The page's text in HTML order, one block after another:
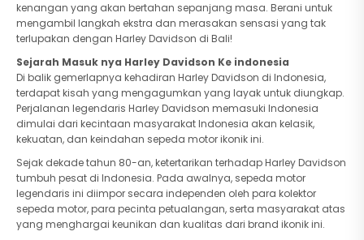
kenangan yang akan bertahan sepanjang masa. Berani untuk
mengambil langkah ekstra dan merasakan sensasi yang tak
terlupakan dengan Harley Davidson di Bali!
Sejarah Masuk nya Harley Davidson Ke indonesia
Di balik gemerlapnya kehadiran Harley Davidson di Indonesia,
terdapat kisah yang mengagumkan yang layak untuk diungkap.
Perjalanan legendaris Harley Davidson memasuki Indonesia
dimulai dari kecintaan masyarakat Indonesia akan kelasik,
kekuatan, dan keindahan sepeda motor ikonik ini.
Sejak dekade tahun 80-an, ketertarikan terhadap Harley Davidson
tumbuh pesat di Indonesia. Pada awalnya, sepeda motor
legendaris ini diimpor secara independen oleh para kolektor
sepeda motor, para pecinta petualangan, serta masyarakat atas
yang menghargai keunikan dan kualitas dari brand ikonik ini.